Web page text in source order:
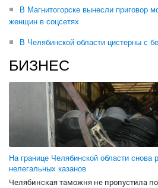
В Магнитогорске вынесли приговор
женщин в соцсетях
В Челябинской области цистерны с
БИЗНЕС
На границе Челябинской области снова
нелегальных казанов
Челябинская таможня не пропустила